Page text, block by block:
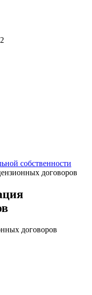
собственности
договоров
договоров